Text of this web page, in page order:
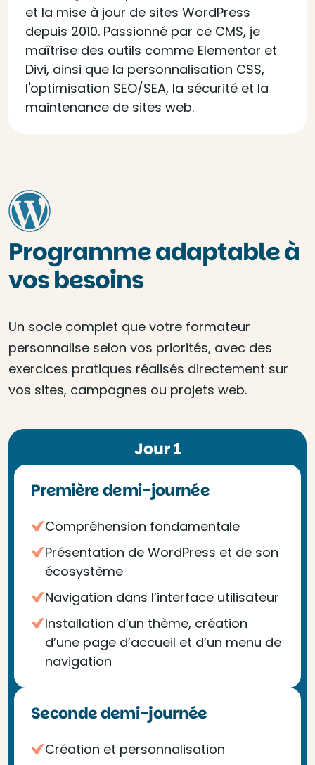
et la mise à jour de sites WordPress
depuis 2010. Passionné par ce CMS, je
maîtrise des outils comme Elementor et
Divi, ainsi que la personnalisation CSS,
l'optimisation SEO/SEA, la sécurité et la
maintenance de sites web.
Programme adaptable à
vos besoins
Un socle complet que votre formateur
personnalise selon vos priorités, avec des
exercices pratiques réalisés directement sur
vos sites, campagnes ou projets web.
Jour 1
Première demi-journée
Compréhension fondamentale
Présentation de WordPress et de son
écosystème
Navigation dans l’interface utilisateur
Installation d’un thème, création
d’une page d’accueil et d’un menu de
navigation
Seconde demi-journée
Création et personnalisation